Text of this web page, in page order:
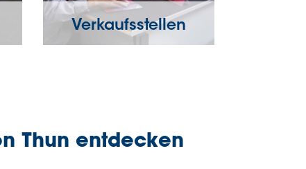
Verkaufsstellen
Thun entdecken